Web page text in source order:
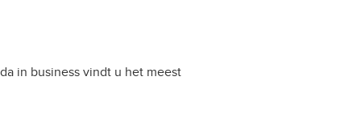
in business vindt u het meest